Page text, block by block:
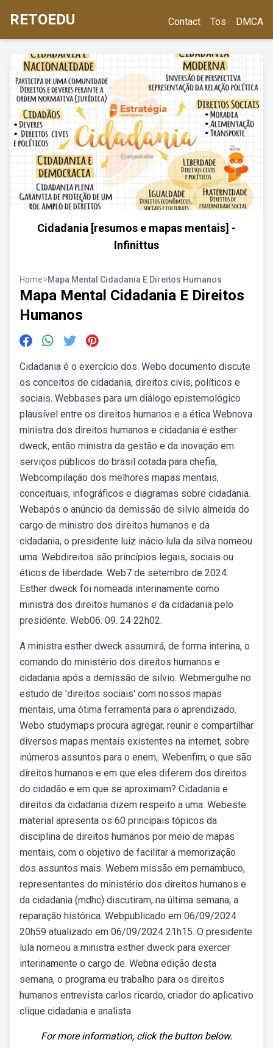
RETOEDU Contact Tos DMCA
Cidadania [resumos e mapas mentais] -
Infinittus
Home>Mapa Mental Cidadania E Direitos Humanos
Mapa Mental Cidadania E Direitos
Humanos
Cidadania é o exercício dos. Webo documento discute
os conceitos de cidadania, direitos civis, políticos e
sociais. Webbases para um diálogo epistemológico
plausível entre os direitos humanos e a ética Webnova
ministra dos direitos humanos e cidadania é esther
dweck, então ministra da gestão e da inovação em
serviços públicos do brasil cotada para chefia,.
Webcompilação dos melhores mapas mentais,
conceituais, infográficos e diagramas sobre cidadania.
Webapós o anúncio da demissão de silvio almeida do
cargo de ministro dos direitos humanos e da
cidadania, o presidente luiz inácio lula da silva nomeou
uma. Webdireitos são princípios legais, sociais ou
éticos de liberdade. Web7 de setembro de 2024.
Esther dweck foi nomeada interinamente como
ministra dos direitos humanos e da cidadania pelo
presidente. Web06. 09. 24 22h02.
A ministra esther dweck assumirá, de forma interina, o
comando do ministério dos direitos humanos e
cidadania após a demissão de silvio. Webmergulhe no
estudo de 'direitos sociais' com nossos mapas
mentais, uma ótima ferramenta para o aprendizado.
Webo studymaps procura agregar, reunir e compartilhar
diversos mapas mentais existentes na internet, sobre
inúmeros assuntos para o enem,. Webenfim, o que são
direitos humanos e em que eles diferem dos direitos
do cidadão e em que se aproximam? Cidadania e
direitos da cidadania dizem respeito a uma. Webeste
material apresenta os 60 principais tópicos da
disciplina de direitos humanos por meio de mapas
mentais, com o objetivo de facilitar a memorização
dos assuntos mais. Webem missão em pernambuco,
representantes do ministério dos direitos humanos e
da cidadania (mdhc) discutiram, na última semana, a
reparação histórica. Webpublicado em 06/09/2024
20h59 atualizado em 06/09/2024 21h15. O presidente
lula nomeou a ministra esther dweck para exercer
interinamente o cargo de. Webna edição desta
semana, o programa eu trabalho para os direitos
humanos entrevista carlos ricardo, criador do aplicativo
clique cidadania e analista.
For more information, click the button below.